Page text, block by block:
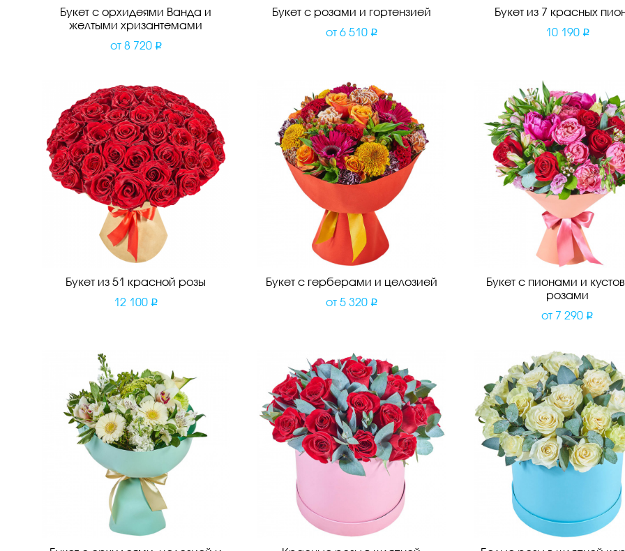
Букет с орхидеями Ванда и
желтыми хризантемами
от 8 720
Букет с розами и гортензией
от 6 510
Букет из 7 красных
10 190
Букет из 51 красной розы
12 100
Букет с герберами и целозией
от 5 320
Букет с пионами и
розами
от 7 290